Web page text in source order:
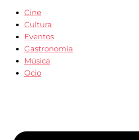
Cine
Cultura
Eventos
Gastronomía
Música
Ocio